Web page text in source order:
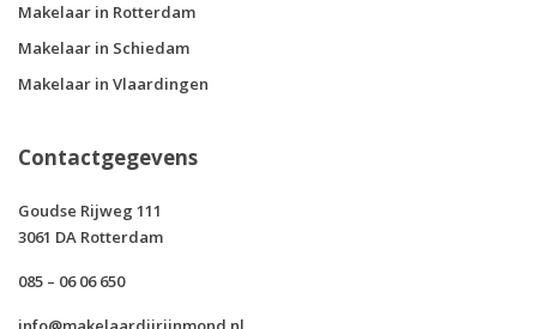
Makelaar in Rotterdam
Makelaar in Schiedam
Makelaar in Vlaardingen
Contactgegevens
Goudse Rijweg 111
3061 DA Rotterdam
085 – 06 06 650